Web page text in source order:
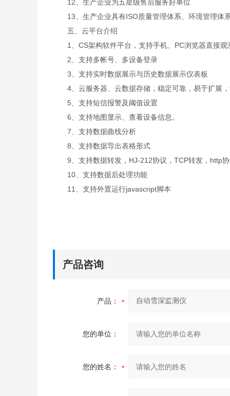
12、生产企业为五星级售后服务好单位
13、生产企业具有ISO质量管理体系、环境管理体
五、云平台介绍
1、CS架构软件平台，支持手机、PC浏览器直接观
2、支持多帐号、多设备登录
3、支持实时数据展示与历史数据展示仪表板
4、云服务器、云数据存储，稳定可靠，易于扩展，
5、支持短信报警及阈值设置
6、支持地图显示、查看设备信息。
7、支持数据曲线分析
8、支持数据导出表格形式
9、支持数据转发，HJ-212协议，TCP转发，http协
10、支持数据后处理功能
11、支持外置运行javascript脚本
产品咨询
产品：
您的单位：
您的姓名：